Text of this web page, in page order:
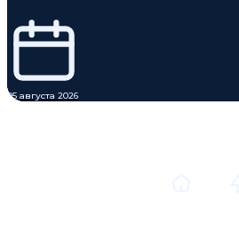
05 августа 2026